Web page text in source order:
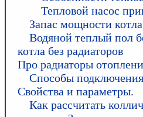
Тепловой насос
Запас мощности
Водяной теплый пол
котла без радиаторов
Про радиаторы
Способы
Свойства и параметры.
Как рассчитать